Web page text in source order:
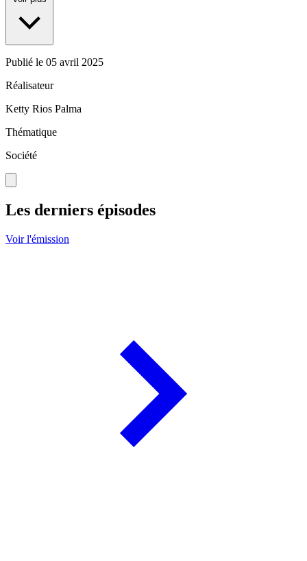
Publié le 05 avril 2025
Réalisateur
Ketty Rios Palma
Thématique
Société
Les derniers épisodes
Voir l'émission